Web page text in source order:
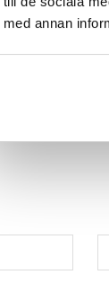
med annan